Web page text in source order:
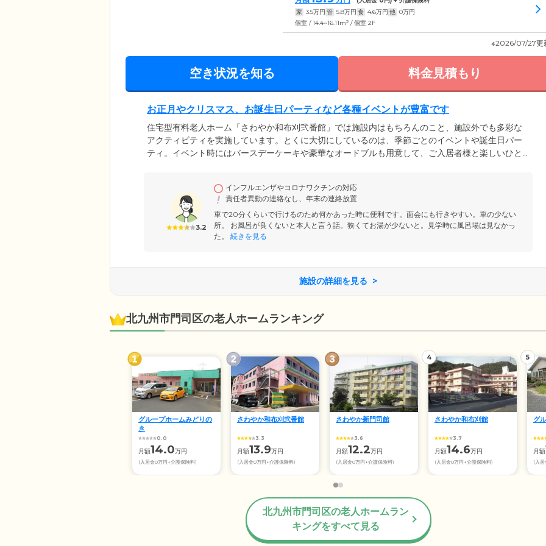
家 3.5万円 管 5.8万円 食 4.6万円 他 0万円
個室 / 14.4~16.11m2 / 個室 2F
※2026/07/27更
空き状況を知る 料金見積もり
お正月やクリスマス、お誕生日パーティなど各種イベントが豊富です
住宅型有料老人ホーム「さわやか和布刈弐番館」では施設内はもちろんのこと、施設外でも多彩な
アクティビティを実施しています。とくに大切にしているのは、季節ごとのイベントや誕生日パー
ティ。イベント時にはバースデーケーキや豪華なオードブルも用意して、ご入居者様と楽しいひと
的に出かけています。お正月には神社へ初詣や、門司港駅から和布刈までを走る観光トロッコ列車
に乗ったり、お花見をしたりなど、行事が盛りだくさんです。
3.2
インフルエンザやコロナワクチンの対応
責任者異動の連絡なし、年末の連絡放置
車で20分くらいで行けるのため何かあった時に便利です。面会にも行きやすい。車の少ない
所。 お風呂が良くないと本人と言う話。狭くてお湯が少ないと。見学時に風呂場は見なかっ
た。
続きを見る
施設の詳細を見る
北九州市門司区の老人ホームランキング
グループホームみどりの
き
0.0
月額14.0万円
(入居金0万円+介護保険料)
さわやか和布刈弐番館
3.3
月額13.9万円
(入居金0万円+介護保険料)
さわやか新門司館
3.6
月額12.2万円
(入居金0万円+介護保険料)
4
さわやか和布刈館
3.7
月額14.6万円
(入居金0万円+介護保険料)
5
グ
月額
(入
北九州市門司区の老人ホームラン
キングをすべて見る